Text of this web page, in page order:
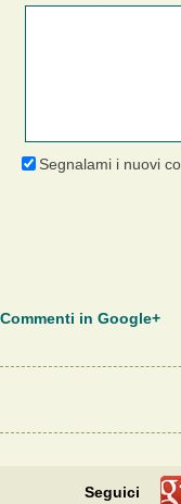
Segnalami i nuovi
Commenti in Google+
Seguici